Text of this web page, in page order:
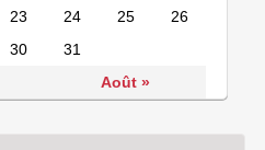
23 24 25
26
30
31
Août »